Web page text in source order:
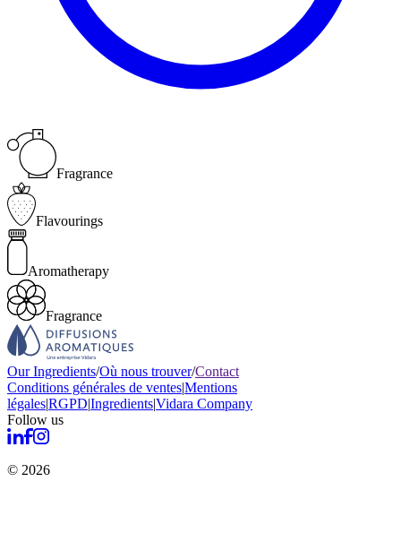
Fragrance
Flavourings
Aromatherapy
Fragrance
Our Ingredients/Où nous trouver/Contact
Conditions générales de ventes|Mentions
légales|RGPD|Ingredients|Vidara Company
Follow us
© 2026